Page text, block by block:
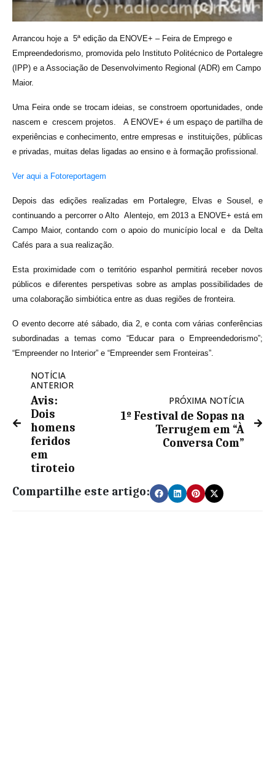
Arrancou hoje a 5ª edição da ENOVE+ – Feira de Emprego e
Empreendedorismo, promovida pelo Instituto Politécnico de Portalegre
(IPP) e a Associação de Desenvolvimento Regional (ADR) em Campo
Maior.
Uma Feira onde se trocam ideias, se constroem oportunidades, onde
nascem e crescem projetos. A ENOVE+ é um espaço de partilha de
experiências e conhecimento, entre empresas e instituições, públicas
e privadas, muitas delas ligadas ao ensino e à formação profissional.
Ver aqui a Fotoreportagem
Depois das edições realizadas em Portalegre, Elvas e Sousel, e
continuando a percorrer o Alto Alentejo, em 2013 a ENOVE+ está em
Campo Maior, contando com o apoio do município local e da Delta
Cafés para a sua realização.
Esta proximidade com o território espanhol permitirá receber novos
públicos e diferentes perspetivas sobre as amplas possibilidades de
uma colaboração simbiótica entre as duas regiões de fronteira.
O evento decorre até sábado, dia 2, e conta com várias conferências
subordinadas a temas como “Educar para o Empreendedorismo”;
“Empreender no Interior” e “Empreender sem Fronteiras”.
NOTÍCIA
ANTERIOR
Avis:
Dois
homens
feridos
em
tiroteio
PRÓXIMA NOTÍCIA
1º Festival de Sopas na
Terrugem em “À
Conversa Com”
Compartilhe este artigo: